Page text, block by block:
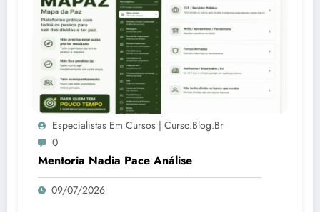
Especialistas Em Cursos | Curso.blog.br
0
Mentoria Nadia Pace Análise
09/07/2026